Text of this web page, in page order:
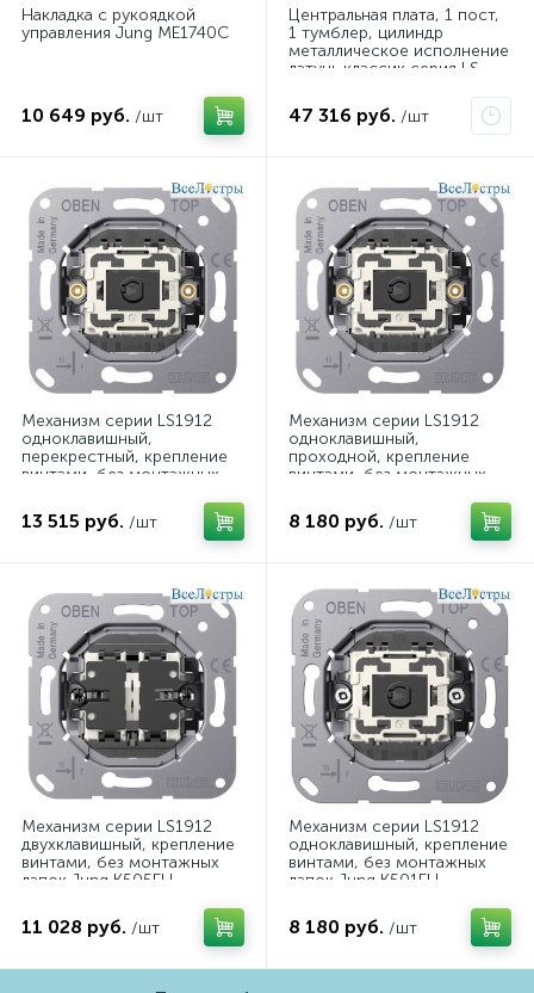
Накладка с рукоядкой
управления Jung ME1740C
10 649 руб. /шт
Центральная плата, 1 пост,
1 тумблер, цилиндр
металлическое исполнение
латунь классик серия LS
47 316 руб. /шт
Механизм серии LS1912
одноклавишный,
перекрестный, крепление
винтами, без монтажных
13 515 руб. /шт
Механизм серии LS1912
одноклавишный,
проходной, крепление
винтами, без монтажных
8 180 руб. /шт
Механизм серии LS1912
двухклавишный, крепление
винтами, без монтажных
лапок Jung K505EU
11 028 руб. /шт
Механизм серии LS1912
одноклавишный, крепление
винтами, без монтажных
лапок Jung K501EU
8 180 руб. /шт